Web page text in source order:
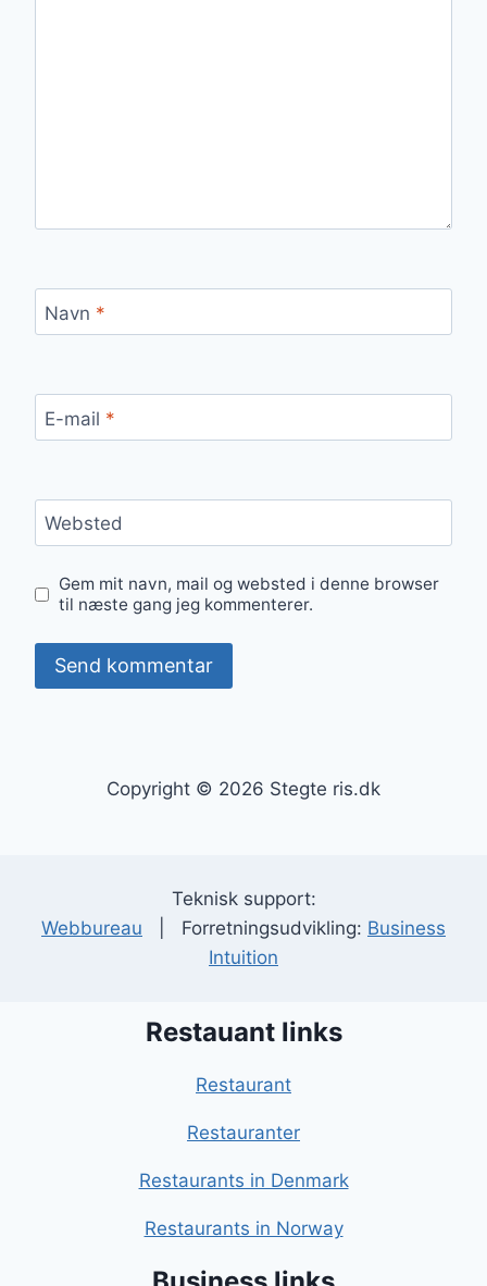
Navn *
E-mail *
Websted
Gem mit navn, mail og websted i denne browser
til næste gang jeg kommenterer.
Copyright © 2026 Stegte ris.dk
Teknisk support:
Webbureau | Forretningsudvikling: Business
Intuition
Restauant links
Restaurant
Restauranter
Restaurants in Denmark
Restaurants in Norway